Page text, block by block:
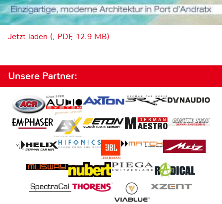
Jetzt laden (, PDF, 12.9 MB)
Unsere Partner: